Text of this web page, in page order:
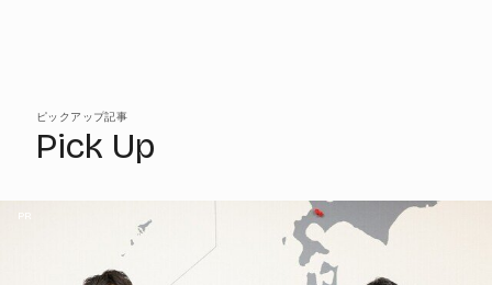
ピックアップ記事
Pick Up
PR